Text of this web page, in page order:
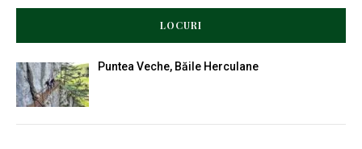
LOCURI
Puntea Veche, Băile Herculane